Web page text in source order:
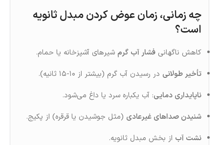
چه زمانی، زمان عوض کردن مبدل ثانویه
است؟
کاهش ناگهانی فشار آب گرم شیرهای آشپزخانه یا حمام.
تأخیر طولانی در رسیدن آب گرم (بیشتر از ۱۰-۱۵ ثانیه).
ناپایداری دمایی: آب یکباره سرد یا داغ می‌شود.
شنیدن صداهای غیرعادی (مثل جوشیدن یا قرقره) از پکیج.
نشت آب از بخش مبدل ثانویه.